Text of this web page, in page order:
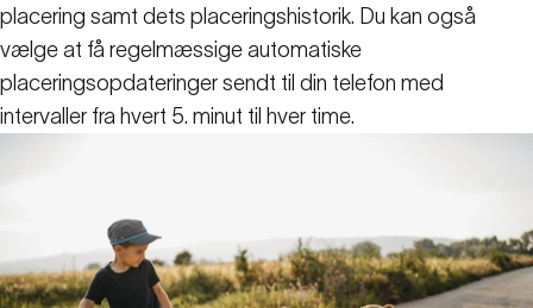
placering samt dets placeringshistorik. Du kan også
vælge at få regelmæssige automatiske
placeringsopdateringer sendt til din telefon med
intervaller fra hvert 5. minut til hver time.